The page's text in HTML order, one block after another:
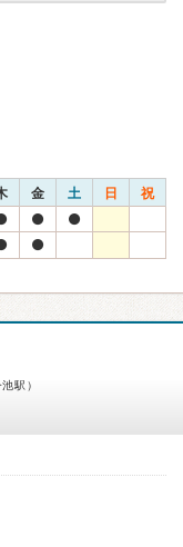
金 土 日 祝
駅）